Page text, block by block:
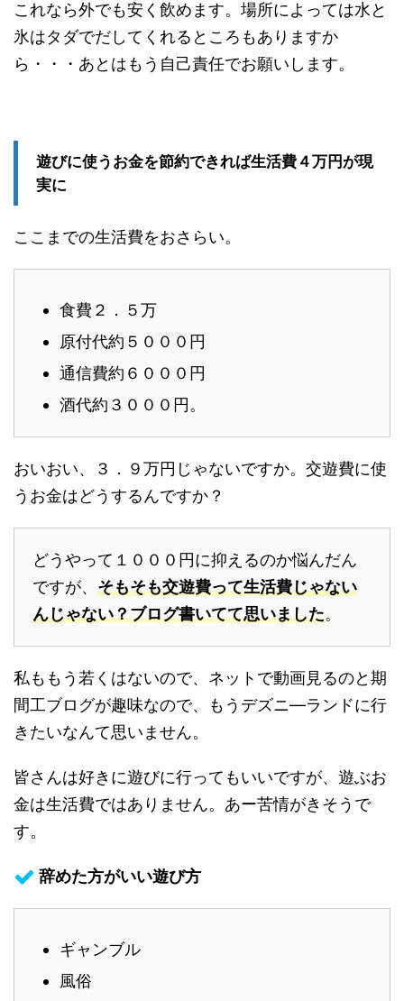
これなら外でも安く飲めます。場所によっては水と
氷はタダでだしてくれるところもありますか
ら・・・あとはもう自己責任でお願いします。
遊びに使うお金を節約できれば生活費４万円が現
実に
ここまでの生活費をおさらい。
食費２．５万
原付代約５０００円
通信費約６０００円
酒代約３０００円。
おいおい、３．９万円じゃないですか。交遊費に使
うお金はどうするんですか？
どうやって１０００円に抑えるのか悩んだん
ですが、 そもそも交遊費って生活費じゃない
んじゃない？ブログ書いてて思いました。
私ももう若くはないので、ネットで動画見るのと期
間工ブログが趣味なので、もうデズニ―ランドに行
きたいなんて思いません。
皆さんは好きに遊びに行ってもいいですが、遊ぶお
金は生活費ではありません。あー苦情がきそうで
す。
辞めた方がいい遊び方
ギャンブル
風俗